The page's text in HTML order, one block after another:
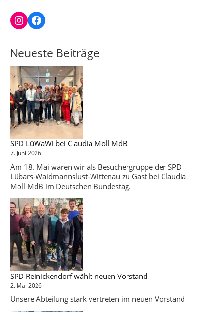
Instagram
Facebook
Neueste Beiträge
SPD LüWaWi bei Claudia Moll MdB
7. Juni 2026
Am 18. Mai waren wir als Besuchergruppe der SPD
Lübars-Waidmannslust-Wittenau zu Gast bei Claudia
Moll MdB im Deutschen Bundestag.
SPD Reinickendorf wählt neuen Vorstand
2. Mai 2026
Unsere Abteilung stark vertreten im neuen Vorstand